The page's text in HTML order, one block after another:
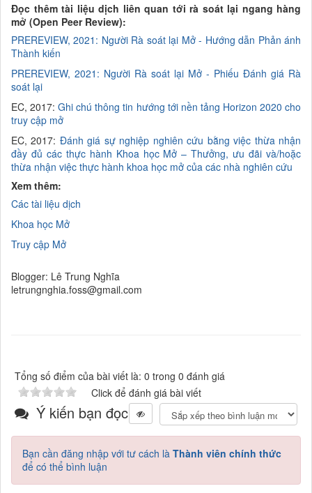
Đọc thêm tài liệu dịch liên quan tới rà soát lại ngang hàng
mở (Open Peer Review):
PREREVIEW, 2021: Người Rà soát lại Mở - Hướng dẫn Phản ánh
Thành kiến
PREREVIEW, 2021: Người Rà soát lại Mở - Phiếu Đánh giá Rà
soát lại
EC, 2017:Ghi chú thông tin hướng tới nền tảng Horizon 2020 cho
truy cập mở
EC, 2017: Đánh giá sự nghiệp nghiên cứu bằng việc thừa nhận
đầy đủ các thực hành Khoa học Mở – Thưởng, ưu đãi và/hoặc
thừa nhận việc thực hành khoa học mở của các nhà nghiên cứu
Xem thêm:
Các tài liệu dịch
Khoa học Mở
Truy cập Mở
Blogger: Lê Trung Nghĩa
letrungnghia.foss@gmail.com
Tổng số điểm của bài viết là: 0 trong 0 đánh giá
Click để đánh giá bài viết
Ý kiến bạn đọc
Bạn cần đăng nhập với tư cách là Thành viên chính thức
để có thể bình luận